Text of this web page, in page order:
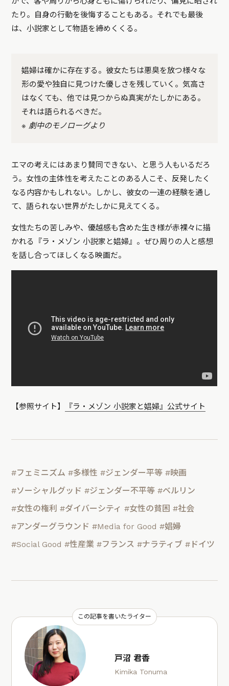
たり。自身の行動を後悔することもある。それでも最後
は、小説家として物語を締めくくる。
娼婦は確かに存在する。彼女たちは悪臭を放つ様々な
形の愛や独自に見つけた優しさを残していく。気高さ
はなくても、他では見つからぬ真実がたしかにある。
それは語られるべきだ。
※ 劇中のモノローグより
エマの考えにはあまり賛同できない、と思う人もいるだろ
う。女性の主体性を考えたことのある人こそ、反発したく
なる内容かもしれない。しかし、彼女の一連の経験を通し
て、語られない世界がたしかに見えてくる。
女性たちの苦しみや、優越感も含めた生き様が赤裸々に描
かれる『ラ・メゾン 小説家と娼婦』。ぜひ周りの人と感想
を話し合ってほしくなる映画だ。
【参照サイト】 『ラ・メゾン 小説家と娼婦』公式サイト
#フェミニズム #多様性 #ジェンダー平等 #映画
#ソーシャルグッド #ジェンダー不平等 #ベルリン
#女性の権利 #ダイバーシティ #女性の貧困 #社会
#アンダーグラウンド #Media for Good #娼婦
#Social Good #性産業 #フランス #ナラティブ #ドイツ
この記事を書いたライター
戸沼 君香
Kimika Tonuma